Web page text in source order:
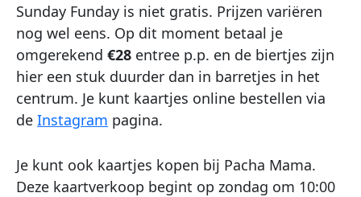
Sunday Funday is niet gratis. Prijzen variëren
nog wel eens. Op dit moment betaal je
omgerekend €28 entree p.p. en de biertjes zijn
hier een stuk duurder dan in barretjes in het
centrum. Je kunt kaartjes online bestellen via
de Instagram pagina.
Je kunt ook kaartjes kopen bij Pacha Mama.
Deze kaartverkoop begint op zondag om 10:00